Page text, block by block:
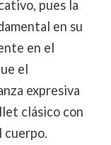
pues la
en su
en el
el
expresiva
clásico con
cuerpo.